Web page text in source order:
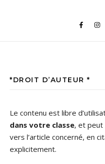
*DROIT D’AUTEUR *
Le contenu est libre
dans votre classe, et
vers l’article concerné, en
explicitement.